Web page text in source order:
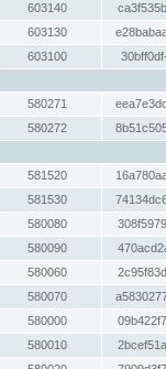
603140
603130
603100
580271
580272
581520
581530
580080
580090
580060
580070
580000
580010